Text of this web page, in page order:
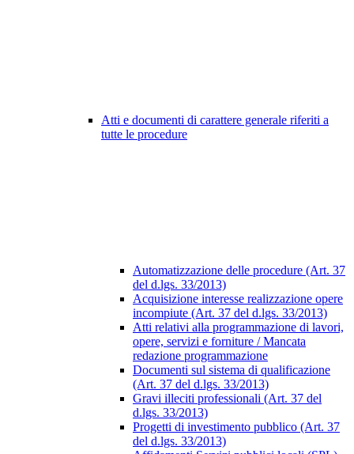
Atti e documenti di carattere generale riferiti a
tutte le procedure
Automatizzazione delle procedure (Art. 37
del d.lgs. 33/2013)
Acquisizione interesse realizzazione opere
incompiute (Art. 37 del d.lgs. 33/2013)
Atti relativi alla programmazione di lavori,
opere, servizi e forniture / Mancata
redazione programmazione
Documenti sul sistema di qualificazione
(Art. 37 del d.lgs. 33/2013)
Gravi illeciti professionali (Art. 37 del
d.lgs. 33/2013)
Progetti di investimento pubblico (Art. 37
del d.lgs. 33/2013)